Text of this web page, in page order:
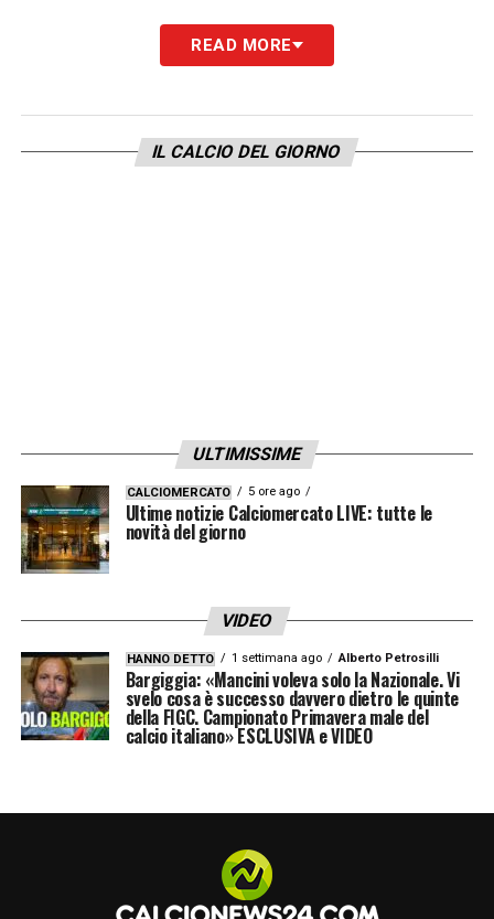
READ MORE
IL CALCIO DEL GIORNO
ULTIMISSIME
CALCIOMERCATO 5 ore ago
Ultime notizie Calciomercato LIVE: tutte le
novità del giorno
VIDEO
HANNO DETTO 1 settimana ago Alberto Petrosilli
Bargiggia: «Mancini voleva solo la Nazionale. Vi
svelo cosa è successo davvero dietro le quinte
della FIGC. Campionato Primavera male del
calcio italiano» ESCLUSIVA e VIDEO